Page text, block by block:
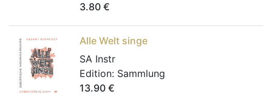
3.80 €
Alle Welt singe
SA Instr
Edition: Sammlung
13.90 €